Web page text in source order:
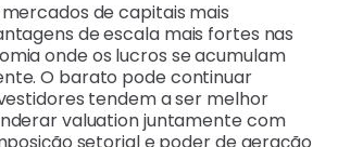
de capitais mais
de escala mais fortes nas
onde os lucros se acumulam
O barato pode continuar
tendem a ser melhor
valuation juntamente com